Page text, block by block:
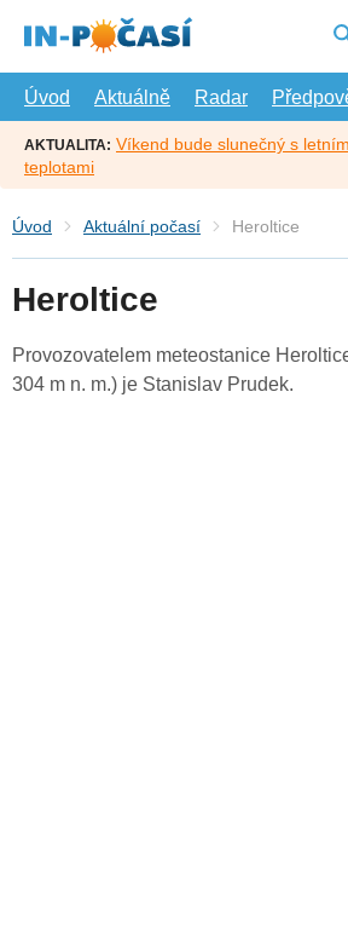
hlavní
Úvod
Aktuálně Radar
AKTUALITA: Víkend bude slunečný s
teplotami
Úvod Aktuální počasí Heroltice
Heroltice
Provozovatelem meteostanice
304 m n. m.) je Stanislav Prudek.